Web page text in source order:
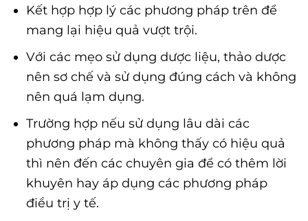
Kết hợp hợp lý các phương pháp trên để
mang lại hiệu quả vượt trội.
Với các mẹo sử dụng dược liệu, thảo dược
nên sơ chế và sử dụng đúng cách và không
nên quá lạm dụng.
Trường hợp nếu sử dụng lâu dài các
phương pháp mà không thấy có hiệu quả
thì nên đến các chuyên gia để có thêm lời
khuyên hay áp dụng các phương pháp
điều trị y tế.